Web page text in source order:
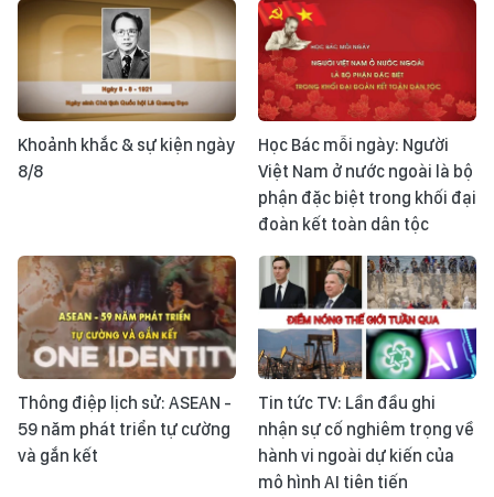
Khoảnh khắc & sự kiện ngày
8/8
Học Bác mỗi ngày: Người
Việt Nam ở nước ngoài là bộ
phận đặc biệt trong khối đại
đoàn kết toàn dân tộc
Thông điệp lịch sử: ASEAN -
59 năm phát triển tự cường
và gắn kết
Tin tức TV: Lần đầu ghi
nhận sự cố nghiêm trọng về
hành vi ngoài dự kiến của
mô hình AI tiên tiến